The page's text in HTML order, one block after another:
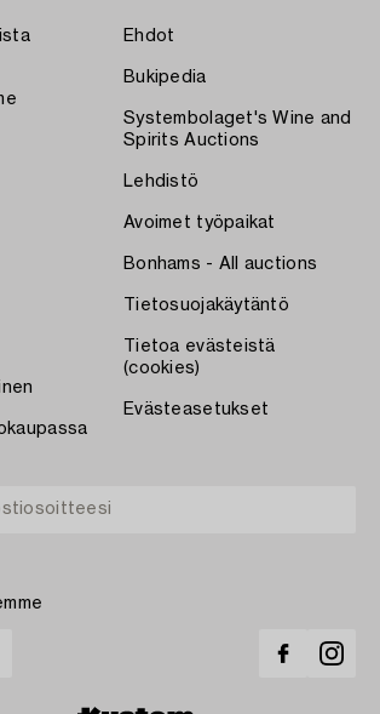
Ehdot
Bukipedia
Systembolaget's Wine and
Spirits Auctions
Lehdistö
Avoimet työpaikat
Bonhams - All auctions
Tietosuojakäytäntö
Tietoa evästeistä
(cookies)
Evästeasetukset